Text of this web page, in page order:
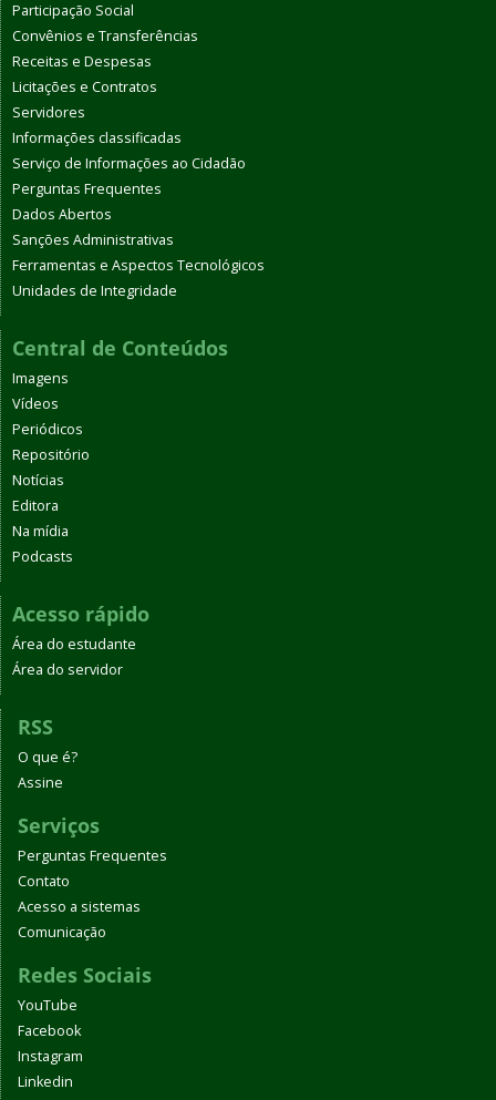
Participação Social
Convênios e Transferências
Receitas e Despesas
Licitações e Contratos
Servidores
Informações classificadas
Serviço de Informações ao Cidadão
Perguntas Frequentes
Dados Abertos
Sanções Administrativas
Ferramentas e Aspectos Tecnológicos
Unidades de Integridade
Central de Conteúdos
Imagens
Vídeos
Periódicos
Repositório
Notícias
Editora
Na mídia
Podcasts
Acesso rápido
Área do estudante
Área do servidor
RSS
O que é?
Assine
Serviços
Perguntas Frequentes
Contato
Acesso a sistemas
Comunicação
Redes Sociais
YouTube
Facebook
Instagram
Linkedin